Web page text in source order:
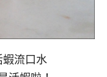
流口水